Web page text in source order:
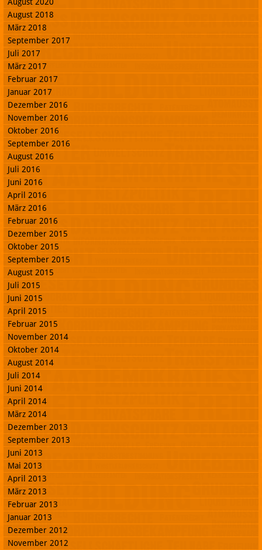
August 2018
März 2018
September 2017
Juli 2017
März 2017
Februar 2017
Januar 2017
Dezember 2016
November 2016
Oktober 2016
September 2016
August 2016
Juli 2016
Juni 2016
April 2016
März 2016
Februar 2016
Dezember 2015
Oktober 2015
September 2015
August 2015
Juli 2015
Juni 2015
April 2015
Februar 2015
November 2014
Oktober 2014
August 2014
Juli 2014
Juni 2014
April 2014
März 2014
Dezember 2013
September 2013
Juni 2013
Mai 2013
April 2013
März 2013
Februar 2013
Januar 2013
Dezember 2012
November 2012